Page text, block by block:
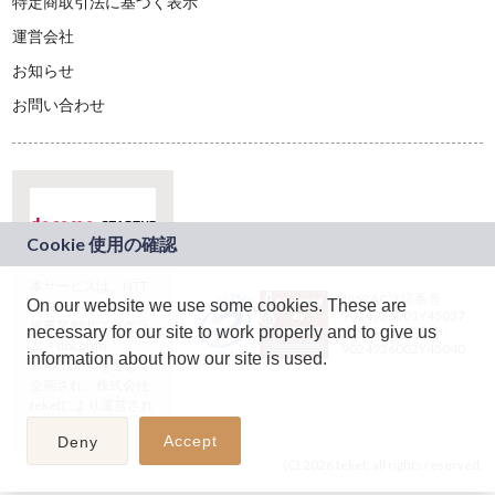
運営会社
お知らせ
お問い合わせ
ドコモグループの新
規事業創出プログラ
ム「docomo
STARTUP」を通じて
JASRAC許諾番号：
9024936001Y45037
JASRAC許諾番号：
On our website we use some cookies. These are
necessary for our site to work properly and to give us
information about how our site is used.
Deny Accept